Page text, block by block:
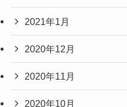
2021年1月
2020年12月
2020年11月
2020年10月